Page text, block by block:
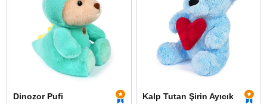
Dinozor Pufi Kalp Tutan Şirin Ayıcık